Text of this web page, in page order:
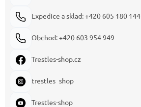
Expedice a sklad: +420 605 180 144
Obchod: +420 603 954 949
Trestles-shop.cz
trestles_shop
Trestles-shop